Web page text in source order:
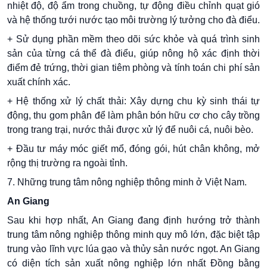
nhiệt độ, độ ẩm trong chuồng, tự động điều chỉnh quạt gió
và hệ thống tưới nước tạo môi trường lý tưởng cho đà điểu.
+ Sử dụng phần mềm theo dõi sức khỏe và quá trình sinh
sản của từng cá thể đà điểu, giúp nông hộ xác định thời
điểm đẻ trứng, thời gian tiêm phòng và tính toán chi phí sản
xuất chính xác.
+ Hệ thống xử lý chất thải: Xây dựng chu kỳ sinh thái tự
động, thu gom phân để làm phân bón hữu cơ cho cây trồng
trong trang trại, nước thải được xử lý để nuôi cá, nuôi bèo.
+ Đầu tư máy móc giết mổ, đóng gói, hút chân không, mở
rộng thị trường ra ngoài tỉnh.
7. Những trung tâm nông nghiệp thông minh ở Việt Nam.
An Giang
Sau khi hợp nhất, An Giang đang định hướng trở thành
trung tâm nông nghiệp thông minh quy mô lớn, đặc biệt tập
trung vào lĩnh vực lúa gạo và thủy sản nước ngọt. An Giang
có diện tích sản xuất nông nghiệp lớn nhất Đồng bằng